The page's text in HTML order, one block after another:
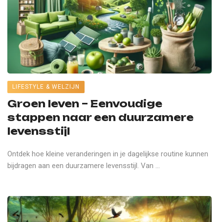
LIFESTYLE & WELZIJN
Groen leven – Eenvoudige
stappen naar een duurzamere
levensstijl
Ontdek hoe kleine veranderingen in je dagelijkse routine kunnen
bijdragen aan een duurzamere levensstijl. Van ...